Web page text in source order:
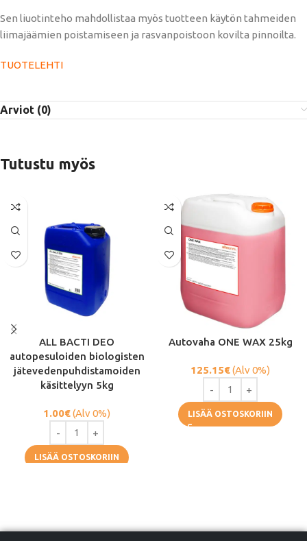
Sen liuotinteho mahdollistaa myös tuotteen käytön tahmeiden
liimajäämien poistamiseen ja rasvanpoistoon kovilta pinnoilta.
TUOTELEHTI
Arviot (0)
Tutustu myös
ALL BACTI DEO
autopesuloiden biologisten
jätevedenpuhdistamoiden
käsittelyyn 5kg
1.00€(Alv 0%)
LISÄÄ OSTOSKORIIN
Autovaha ONE WAX 25kg
125.15€(Alv 0%)
LISÄÄ OSTOSKORIIN